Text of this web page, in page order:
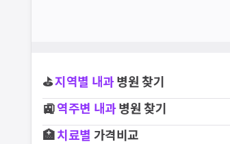
⛳지역별 내과병원 찾기
🚉역주변 내과병원 찾기
🏥치료별 가격비교